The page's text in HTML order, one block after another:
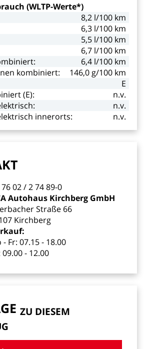
(WLTP-Werte*)
8,2 l/100 km
6,3 l/100 km
5,5 l/100 km
6,7 l/100 km
6,4 l/100 km
kombiniert: 146,0 g/100 km
E
(E):
n.v.
n.v.
innerorts: n.v.
7602/27489-0
Autohaus Kirchberg GmbH
Straße 66
Kirchberg
- Fr: 07.15- 18.00
09.00- 12.00
ZU DIESEM